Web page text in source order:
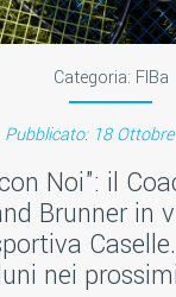
Categoria: FIBa
Pubblicato: 18
Noi": il
Brunner in
nei
CONTROLLO IN
COMPETIZIONI
PREPARAZIONE
ALL'ALTO
UTILIZZAZIONE
PUBBLICI